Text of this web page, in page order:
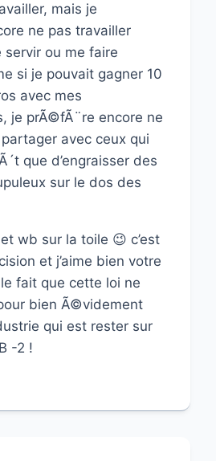
mais je
ne pas travailler
servir ou me faire
si je pouvait gagner 10
avec mes
je prÃ©fÃ¨re encore ne
avec ceux qui
que d’engraisser des
sur le dos des
wb sur la toile 😉 c’est
et j’aime bien votre
fait que cette loi ne
bien Ã©videment
qui est rester sur
-2 !